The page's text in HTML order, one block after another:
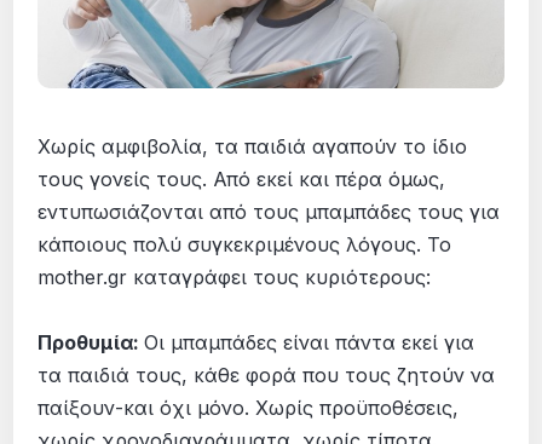
Χωρίς αμφιβολία, τα παιδιά αγαπούν το ίδιο
τους γονείς τους. Από εκεί και πέρα όμως,
εντυπωσιάζονται από τους μπαμπάδες τους για
κάποιους πολύ συγκεκριμένους λόγους. Το
mother.gr καταγράφει τους κυριότερους:
Προθυμία:Οι μπαμπάδες είναι πάντα εκεί για
τα παιδιά τους, κάθε φορά που τους ζητούν να
παίξουν-και όχι μόνο. Χωρίς προϋποθέσεις,